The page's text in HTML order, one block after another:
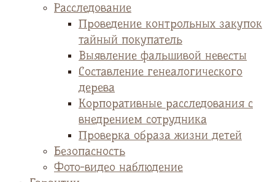
Расследование
Проведение контрольных закупок
тайный покупатель
Выявление фальшивой невесты
Cоставление генеалогического
дерева
Корпоративные расследования с
внедрением сотрудника
Проверка образа жизни детей
Безопасность
Фото-видео наблюдение